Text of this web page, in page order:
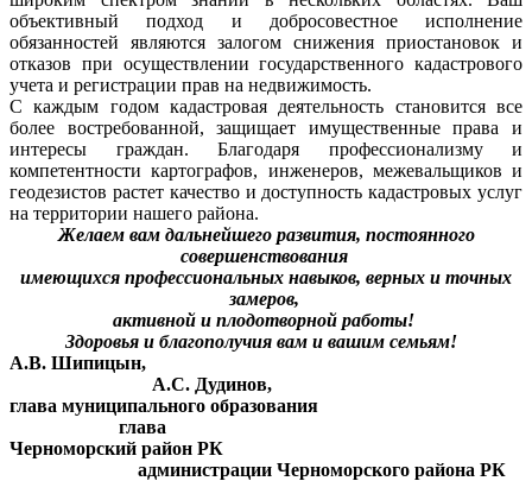
объективный подход и добросовестное исполнение
обязанностей являются залогом снижения приостановок и
отказов при осуществлении государственного кадастрового
учета и регистрации прав на недвижимость.
С каждым годом кадастровая деятельность становится все
более востребованной, защищает имущественные права и
интересы граждан. Благодаря профессионализму и
компетентности картографов, инженеров, межевальщиков и
геодезистов растет качество и доступность кадастровых услуг
на территории нашего района.
Желаем вам дальнейшего развития, постоянного
совершенствования
имеющихся профессиональных навыков, верных и точных
замеров,
активной и плодотворной работы!
Здоровья и благополучия вам и вашим семьям!
А.В. Шипицын,
А.С. Дудинов,
глава муниципального образования
глава
Черноморский район РК
администрации Черноморского района РК